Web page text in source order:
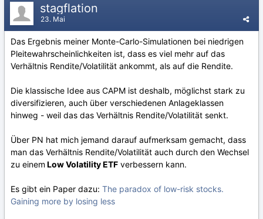
stagflation
23. Mai
Das Ergebnis meiner Monte-Carlo-Simulationen bei niedrigen
Pleitewahrscheinlichkeiten ist, dass es viel mehr auf das
Verhältnis Rendite/Volatilität ankommt, als auf die Rendite.
Die klassische Idee aus CAPM ist deshalb, möglichst stark zu
diversifizieren, auch über verschiedenen Anlageklassen
hinweg - weil das das Verhältnis Rendite/Volatilität senkt.
Über PN hat mich jemand darauf aufmerksam gemacht, dass
man das Verhältnis Rendite/Volatilität auch durch den Wechsel
zu einem Low Volatility ETF verbessern kann.
Es gibt ein Paper dazu: The paradox of low-risk stocks.
Gaining more by losing less